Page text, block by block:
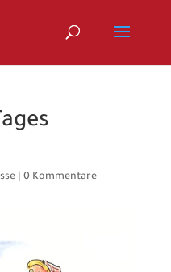
| 0 Kommentare